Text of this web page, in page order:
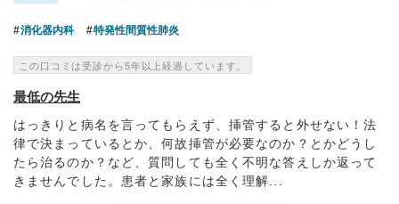
消化器内科 特発性間質性肺炎
この口コミは受診から5年以上経過しています。
最低の先生
はっきりと病名を言ってもらえず、挿管すると外せない！法
律で決まっているとか、何故挿管が必要なのか？とかどうし
たら治るのか？など、質問しても全く不明な答えしか返って
きませんでした。患者と家族には全く理解...